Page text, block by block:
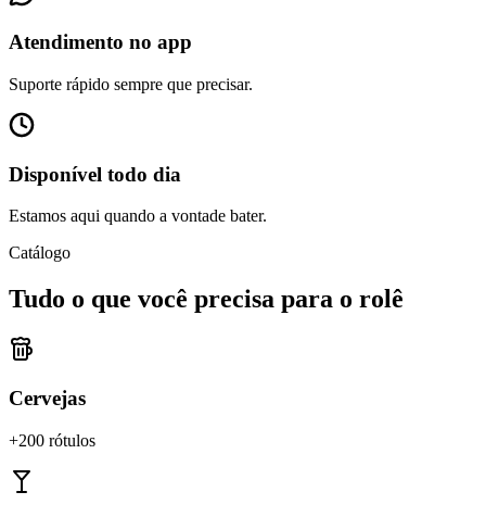
Atendimento no app
Suporte rápido sempre que precisar.
Disponível todo dia
Estamos aqui quando a vontade bater.
Catálogo
Tudo o que você precisa para o rolê
Cervejas
+200 rótulos